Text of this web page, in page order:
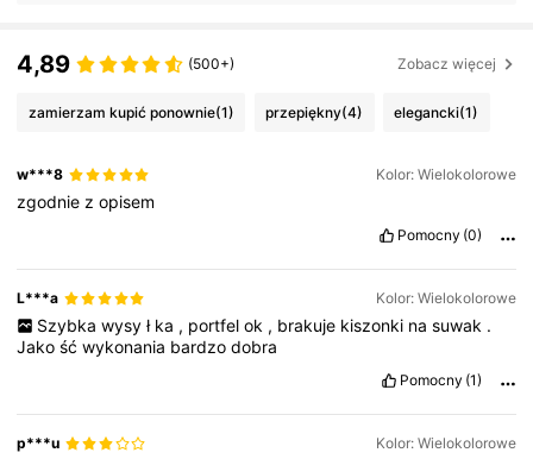
4,89 (500+) Zobacz więcej
zamierzam kupić ponownie(1) przepiękny(4) elegancki(1)
w***8 Kolor: Wielokolorowe
zgodnie zopisem
Pomocny (0)
L***a Kolor: Wielokolorowe
Szybka wysy ł ka , portfel ok , brakuje kiszonki na suwak .
Jakośćwykonania bardzodobra
Pomocny (1)
p***u Kolor: Wielokolorowe